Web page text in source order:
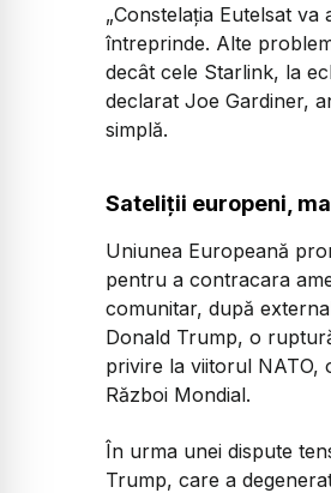
„Constelația Eutelsat
întreprinde. Alte
decât cele Starlink, la
declarat Joe Gardiner,
simplă.
Sateliții europeni,
Uniunea Europeană
pentru a contracara
comunitar, după
Donald Trump, o
privire la viitorul NATO,
Război Mondial.
În urma unei dispute
Trump, care a